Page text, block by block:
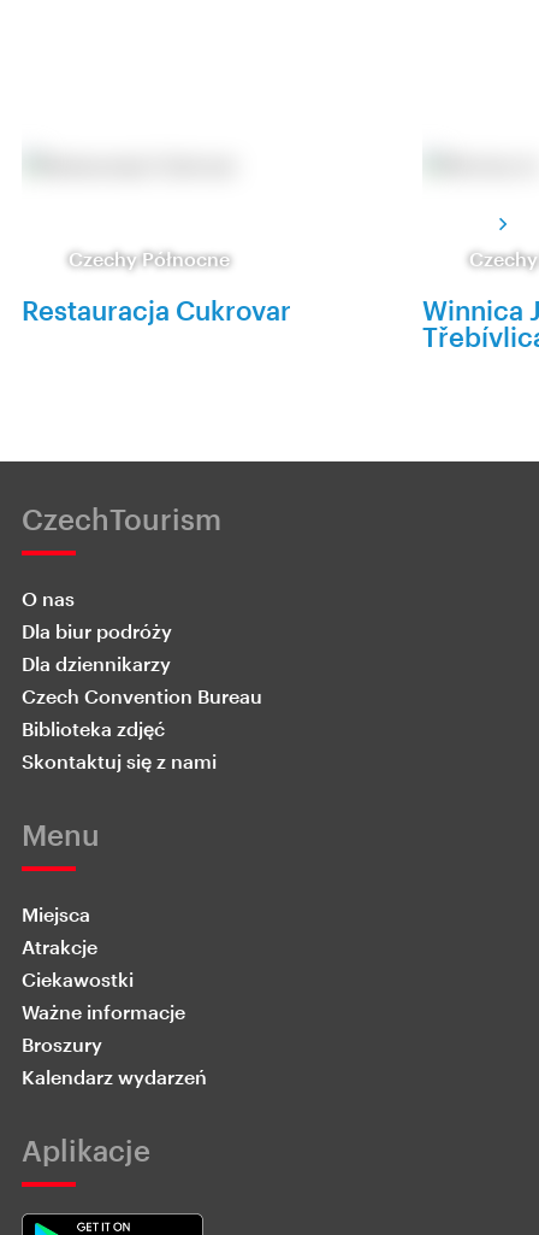
Czechy Północne
Restauracja Cukrovar
Winnica
CzechTourism
O nas
Dla biur podróży
Dla dziennikarzy
Czech Convention Bureau
Biblioteka zdjęć
Skontaktuj się z nami
Menu
Miejsca
Atrakcje
Ciekawostki
Ważne informacje
Broszury
Kalendarz wydarzeń
Aplikacje